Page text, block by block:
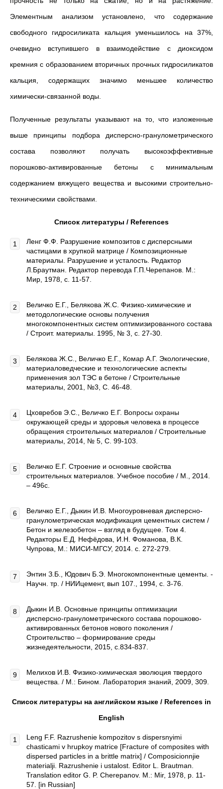
Элементным анализом установлено, что содержание
свободного гидросиликата кальция уменьшилось на 37%,
очевидно вступившего в взаимодействие с диоксидом
кремния с образованием вторичных прочных гидросиликатов
кальция, содержащих значимо меньшее количество
химически-связанной воды.
Полученные результаты указывают на то, что изложенные
выше принципы подбора дисперсно-гранулометрического
состава позволяют получать высокоэффективные
порошково-активированные бетоны с минимальным
содержанием вяжущего вещества и высокими строительно-
техническими свойствами.
Список литературы / References
Ленг Ф.Ф. Разрушение композитов с дисперсными
частицами в хрупкой матрице / Композиционные
материалы. Разрушение и усталость. Редактор
Л.Браутман. Редактор перевода Г.П.Черепанов. М.:
Мир, 1978, с. 11-57.
Величко Е.Г., Белякова Ж.С. Физико-химические и
методологические основы получения
многокомпонентных систем оптимизированного состава
/ Строит. материалы. 1995, № 3, с. 27-30.
Белякова Ж.C., Величко Е.Г., Комар А.Г. Экологические,
материаловедческие и технологические аспекты
применения зол ТЭС в бетоне / Строительные
материалы, 2001, №3, С. 46-48.
Цховребов Э.С., Величко Е.Г. Вопросы охраны
окружающей среды и здоровья человека в процессе
обращения строительных материалов / Строительные
материалы, 2014, № 5, C. 99-103.
Величко Е.Г. Строение и основные свойства
строительных материалов. Учебное пособие / М., 2014.
– 496с.
Величко Е.Г., Дыкин И.В. Многоуровневая дисперсно-
гранулометрическая модификация цементных систем /
Бетон и железобетон – взгляд в будущее. Том 4.
Редакторы Е.Д. Нефёдова, И.Н. Фоманова, В.К.
Чупрова, М.: МИСИ-МГСУ, 2014. с. 272-279.
Энтин З.Б., Юдович Б.Э. Многокомпонентные цементы. -
Научн. тр. / НИИцемент, вып 107., 1994, с. 3-76.
Дыкин И.В. Основные принципы оптимизации
дисперсно-гранулометрического состава порошково-
активированных бетонов нового поколения /
Строительство – формирование среды
жизнедеятельности, 2015, с.834-837.
Мелихов И.В. Физико-химическая эволюция твердого
вещества. / М.: Бином. Лаборатория знаний, 2009, 309.
Список литературы на английском языке / References in
English
Leng F.F. Razrushenie kompozitov s dispersnyimi
chasticami v hrupkoy matrice [Fracture of composites with
dispersed particles in a brittle matrix] / Composicionnjie
materialji. Razrushenie i ustalost. Editor L. Brautman.
Translation editor G. P. Cherepanov. M.: Mir, 1978, p. 11-
57. [in Russian]